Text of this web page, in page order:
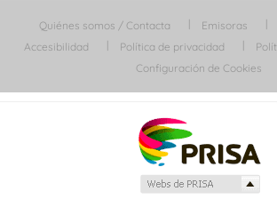
Quiénes somos / Contacta Emisoras
Accesibilidad
Política de privacidad
Configuración de Cookies